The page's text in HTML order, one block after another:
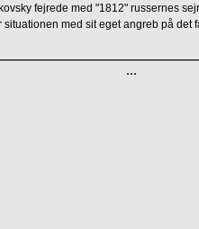
fejrede med "1812" russernes
med sit eget angreb på det